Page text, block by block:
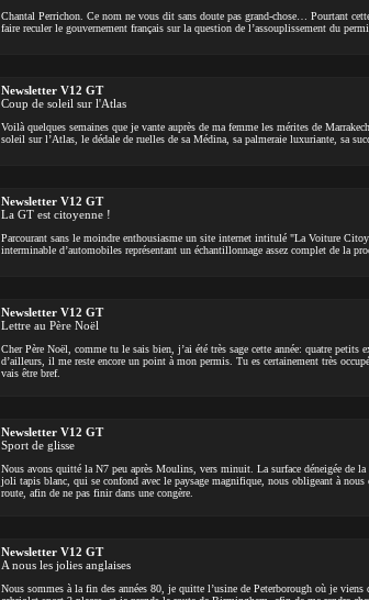
Chantal Perrichon. Ce nom ne vous dit sans doute pas grand-chose… Pourtant
faire reculer le gouvernement français sur la question de l’assouplissement du
Newsletter V12 GT
Coup de soleil sur l'Atlas
Voilà quelques semaines que je vante auprès de ma femme les mérites de
soleil sur l’Atlas, le dédale de ruelles de sa Médina, sa palmeraie luxuriante, sa
Newsletter V12 GT
La GT est citoyenne !
Parcourant sans le moindre enthousiasme un site internet intitulé "La Voiture
interminable d’automobiles représentant un échantillonnage assez complet de la
Newsletter V12 GT
Lettre au Père Noël
Cher Père Noël, comme tu le sais bien, j’ai été très sage cette année: quatre petits
d’ailleurs, il me reste encore un point à mon permis. Tu es certainement très
vais être bref.
Newsletter V12 GT
Sport de glisse
Nous avons quitté la N7 peu après Moulins, vers minuit. La surface déneigée de la
joli tapis blanc, qui se confond avec le paysage magnifique, nous obligeant à nous
route, afin de ne pas finir dans une congère.
Newsletter V12 GT
A nous les jolies anglaises
Nous sommes à la fin des années 80, je quitte l’usine de Peterborough où je viens